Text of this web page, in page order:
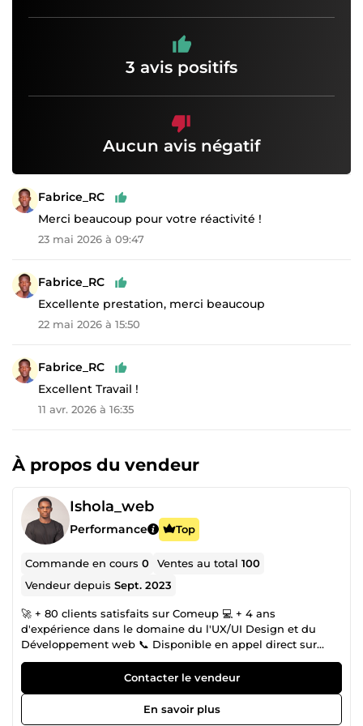
3 avis positifs
Aucun avis négatif
Fabrice_RC
Merci beaucoup pour votre réactivité !
23 mai 2026 à 09:47
Fabrice_RC
Excellente prestation, merci beaucoup
22 mai 2026 à 15:50
Fabrice_RC
Excellent Travail !
11 avr. 2026 à 16:35
À propos du vendeur
Ishola_web
Performance Top
Commande en cours0 Ventes au total100
Vendeur depuisSept. 2023
🚀 + 80 clients satisfaits sur Comeup 💻 + 4 ans
d'expérience dans le domaine du l'UX/UI Design et du
Développement web 📞 Disponible en appel direct sur
Come Up 👋 Salut, je suis Ishola, un développeur et
designer passionné. 💻🎨 Je suis spécialisé dans le design
et le développement no-code💻🚀. J'ai accumulé 4 années
de formations continues pour rester à la pointe de mon
domaine. J'ai une maîtrise parfaite des CMS et logiciels de
Contacter le vendeur
En savoir plus